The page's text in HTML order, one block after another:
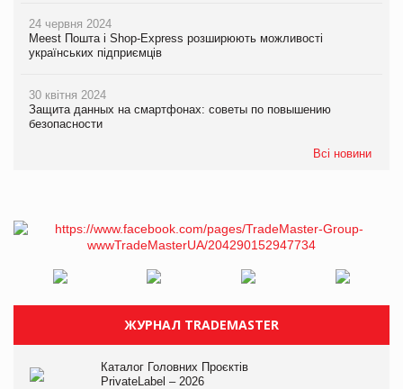
24 червня 2024
Meest Пошта і Shop-Express розширюють можливості
українських підприємців
30 квітня 2024
Защита данных на смартфонах: советы по повышению
безопасности
Всі новини
ЖУРНАЛ TRADEMASTER
Каталог Головних Проєктів
PrivateLabel – 2026